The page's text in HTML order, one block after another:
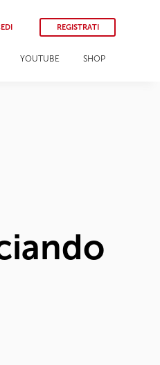
REGISTRATI
YOUTUBE SHOP